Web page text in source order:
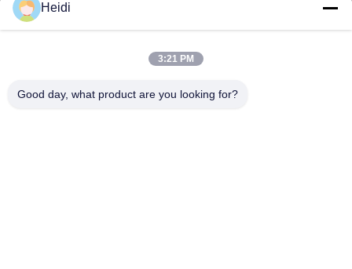
Fibre discontinue de polyesters
Fibre d'étagère de polyester ignifuge
Fibre de polyester à faible fusion
Heidi
3:21 PM
Good day, what product are you looking for?